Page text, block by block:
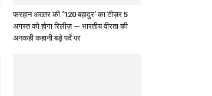
फरहान अख्तर की ‘120 बहादुर’ का टीज़र 5
अगस्त को होगा रिलीज़ — भारतीय वीरता की
अनकही कहानी बड़े पर्दे पर